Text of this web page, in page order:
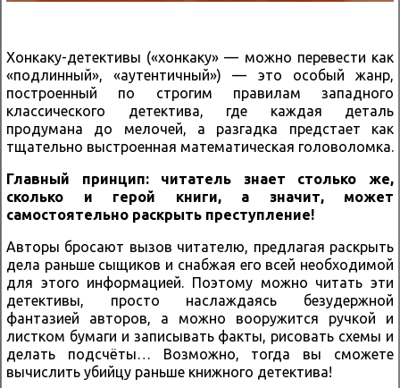
Хонкаку-детективы («хонкаку» — можно перевести как
«подлинный», «аутентичный») — это особый жанр,
построенный по строгим правилам западного
классического детектива, где каждая деталь
продумана до мелочей, а разгадка предстает как
тщательно выстроенная математическая головоломка.
Главный принцип: читатель знает столько же,
сколько и герой книги, а значит, может
самостоятельно раскрыть преступление!
Авторы бросают вызов читателю, предлагая раскрыть
дела раньше сыщиков и снабжая его всей необходимой
для этого информацией. Поэтому можно читать эти
детективы, просто наслаждаясь безудержной
фантазией авторов, а можно вооружится ручкой и
листком бумаги и записывать факты, рисовать схемы и
делать подсчёты… Возможно, тогда вы сможете
вычислить убийцу раньше книжного детектива!